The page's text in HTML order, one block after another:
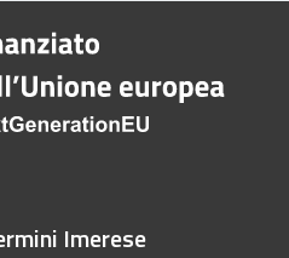
Imerese